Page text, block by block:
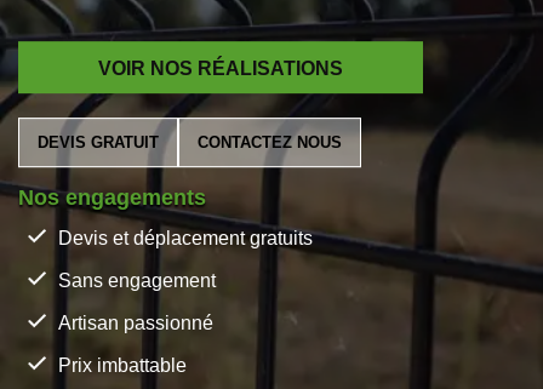
VOIR NOS RÉALISATIONS
DEVIS GRATUIT CONTACTEZ NOUS
Nos engagements
Devis et déplacement gratuits
Sans engagement
Artisan passionné
Prix imbattable